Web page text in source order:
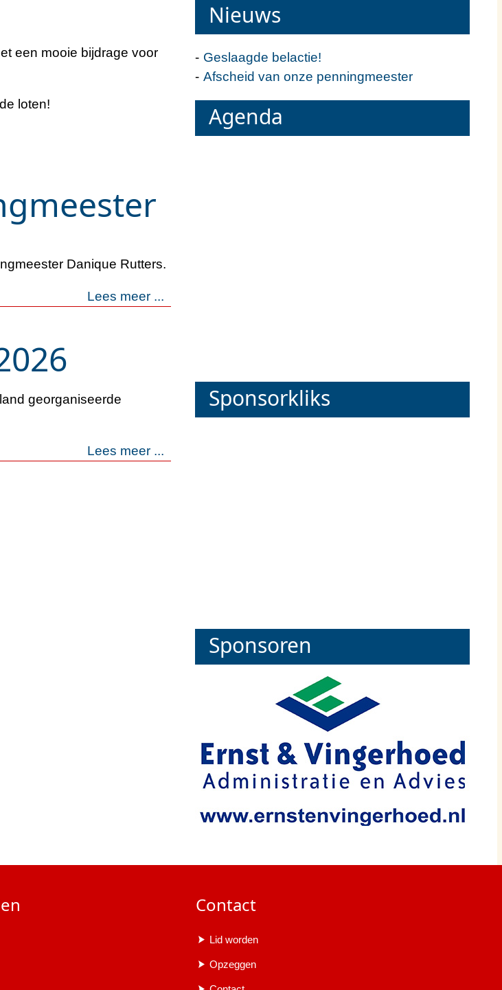
een mooie bijdrage voor
loten!
Danique Rutters.
Lees meer ...
georganiseerde
Lees meer ...
Nieuws
Geslaagde belactie!
Afscheid van onze penningmeester
Agenda
Sponsorkliks
Sponsoren
Contact
Lid worden
Opzeggen